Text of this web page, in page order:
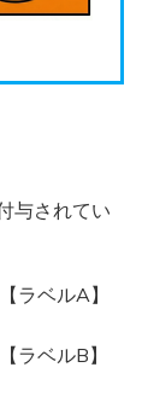
与されてい
ラベルA】
ラベルB】